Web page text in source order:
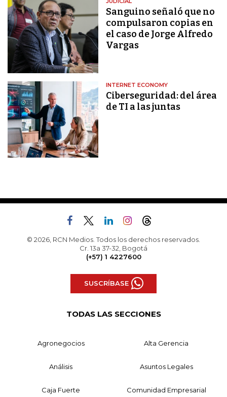
Sanguino señaló que no
compulsaron copias en
el caso de Jorge Alfredo
Vargas
INTERNET ECONOMY
Ciberseguridad: del área
de TI a las juntas
© 2026, RCN Medios. Todos los derechos reservados.
Cr. 13a 37-32, Bogotá
(+57) 1 4227600
SUSCRÍBASE
TODAS LAS SECCIONES
Agronegocios Alta Gerencia
Análisis Asuntos Legales
Caja Fuerte Comunidad Empresarial